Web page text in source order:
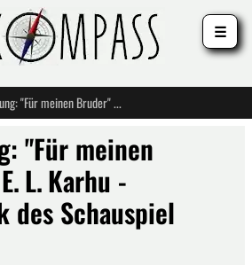
Uraufführung: "Für meinen Bruder" von E. L. Karhu - Auftragswerk des Schauspiel Leipzig
"Für meinen
L. Karhu -
des Schauspiel
☰